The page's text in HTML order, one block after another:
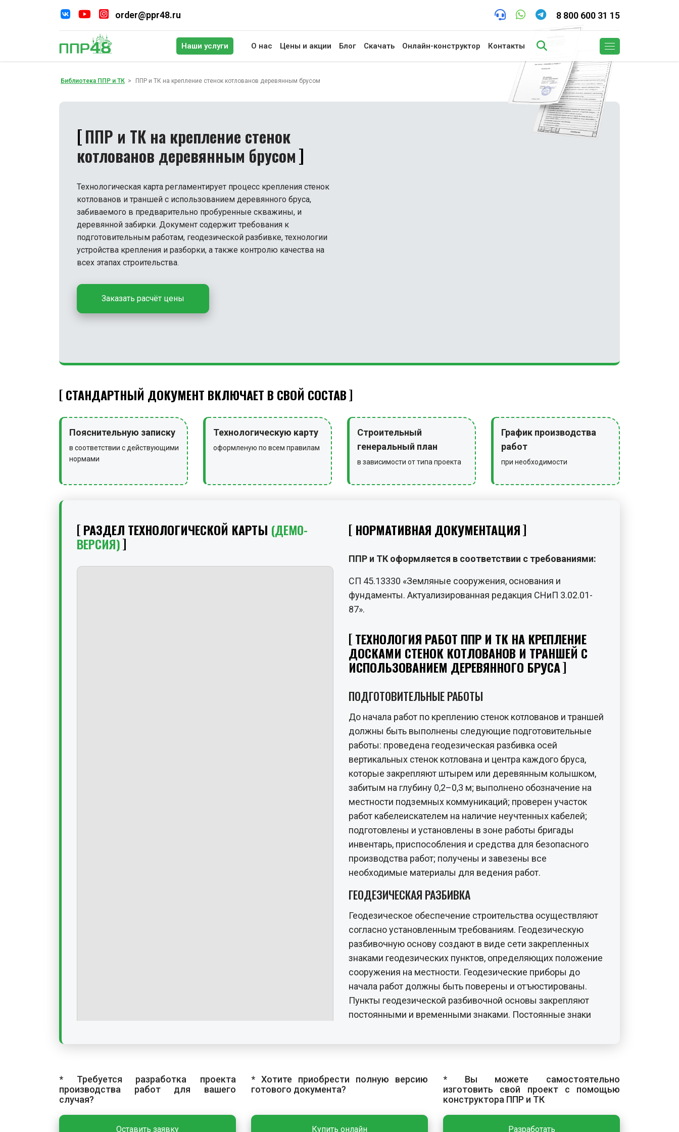
order@ppr48.ru 8 800 600 31 15
Наши услуги О нас Цены и акции Блог Скачать Онлайн-конструктор Контакты
Библиотека ППР и ТК ППР и ТК на крепление стенок котлованов деревянным брусом
ППР и ТК на крепление стенок
котлованов деревянным брусом
Технологическая карта регламентирует процесс крепления стенок
котлованов и траншей с использованием деревянного бруса,
забиваемого в предварительно пробуренные скважины, и
деревянной забирки. Документ содержит требования к
подготовительным работам, геодезической разбивке, технологии
устройства крепления и разборки, а также контролю качества на
всех этапах строительства.
Заказать расчёт цены
СТАНДАРТНЫЙ ДОКУМЕНТ ВКЛЮЧАЕТ В СВОЙ СОСТАВ
Пояснительную записку
в соответствии с действующими
нормами
Технологическую карту
оформленую по всем правилам
Строительный
генеральный план
в зависимости от типа проекта
График производства
работ
при необходимости
РАЗДЕЛ ТЕХНОЛОГИЧЕСКОЙ КАРТЫ (ДЕМО-
ВЕРСИЯ)
НОРМАТИВНАЯ ДОКУМЕНТАЦИЯ
ППР и ТК оформляется в соответствии с требованиями:
СП 45.13330 «Земляные сооружения, основания и
фундаменты. Актуализированная редакция СНиП 3.02.01-
87».
ТЕХНОЛОГИЯ РАБОТ ППР И ТК НА КРЕПЛЕНИЕ
ДОСКАМИ СТЕНОК КОТЛОВАНОВ И ТРАНШЕЙ С
ИСПОЛЬЗОВАНИЕМ ДЕРЕВЯННОГО БРУСА
ПОДГОТОВИТЕЛЬНЫЕ РАБОТЫ
До начала работ по креплению стенок котлованов и траншей
должны быть выполнены следующие подготовительные
работы: проведена геодезическая разбивка осей
вертикальных стенок котлована и центра каждого бруса,
которые закрепляют штырем или деревянным колышком,
забитым на глубину 0,2–0,3 м; выполнено обозначение на
местности подземных коммуникаций; проверен участок
работ кабелеискателем на наличие неучтенных кабелей;
подготовлены и установлены в зоне работы бригады
инвентарь, приспособления и средства для безопасного
производства работ; получены и завезены все
необходимые материалы для ведения работ.
ГЕОДЕЗИЧЕСКАЯ РАЗБИВКА
Геодезическое обеспечение строительства осуществляют
согласно установленным требованиям. Геодезическую
разбивочную основу создают в виде сети закрепленных
знаками геодезических пунктов, определяющих положение
сооружения на местности. Геодезические приборы до
начала работ должны быть поверены и отъюстированы.
Пункты геодезической разбивочной основы закрепляют
постоянными и временными знаками. Постоянные знаки
Технологический процесс включает устройство брусов,
крепление стенок котлованов и траншей досками и
разборку креплений.
* Требуется разработка проекта
производства работ для вашего
случая?
Оставить заявку
* Хотите приобрести полную версию
готового документа?
Купить онлайн
* Вы можете самостоятельно
изготовить свой проект с помощью
конструктора ППР и ТК
Разработать
Поиск